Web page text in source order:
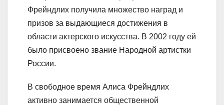
Фрейндлих получила множество наград и
призов за выдающиеся достижения в
области актерского искусства. В 2002 году ей
было присвоено звание Народной артистки
России.
В свободное время Алиса Фрейндлих
активно занимается общественной